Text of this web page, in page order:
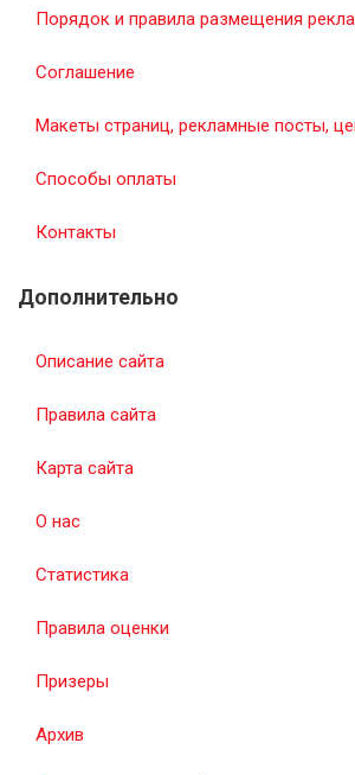
Порядок и правила размещения
Соглашение
Макеты страниц, рекламные посты,
Способы оплаты
Контакты
Дополнительно
Описание сайта
Правила сайта
Карта сайта
О нас
Статистика
Правила оценки
Призеры
Архив